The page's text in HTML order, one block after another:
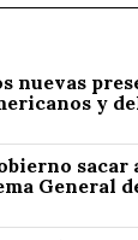
nuevas
y
sacar
General